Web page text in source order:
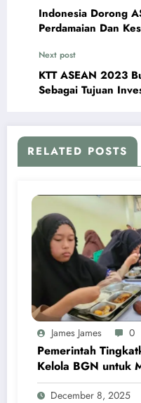
Indonesia Dorong
Perdamaian Dan
Next post
KTT ASEAN 2023
Sebagai Tujuan
RELATED POSTS
James James 0
Pemerintah
Kelola BGN untuk
Program MBG
December 8, 2025